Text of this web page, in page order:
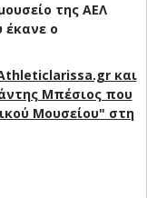
της ΑΕΛ
έκανε ο
και
Μπέσιος που
Μουσείου" στη